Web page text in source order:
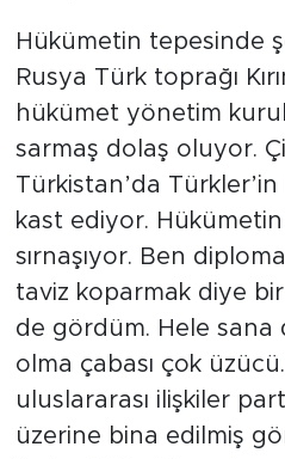
Hükümetin tepesinde
Rusya Türk toprağı
hükümet yönetim
sarmaş dolaş oluyor.
Türkistan’da
kast ediyor.
sırnaşıyor. Ben
taviz koparmak diye
de gördüm. Hele sana
olma çabası çok
uluslararası ilişkiler
üzerine bina edilmiş